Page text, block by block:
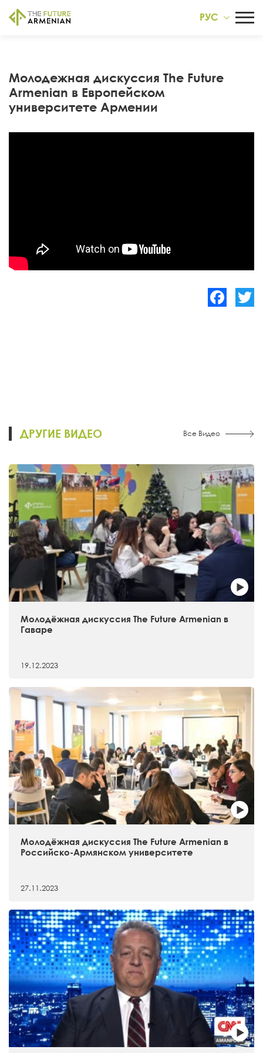
РУС
Молодежная дискуссия The Future
Armenian в Европейском
университете Армении
ДРУГИЕ ВИДЕО Все Видео
Молодёжная дискуссия The Future Armenian в
Гаваре
19.12.2023
Молодёжная дискуссия The Future Armenian в
Российско-Армянском университете
27.11.2023